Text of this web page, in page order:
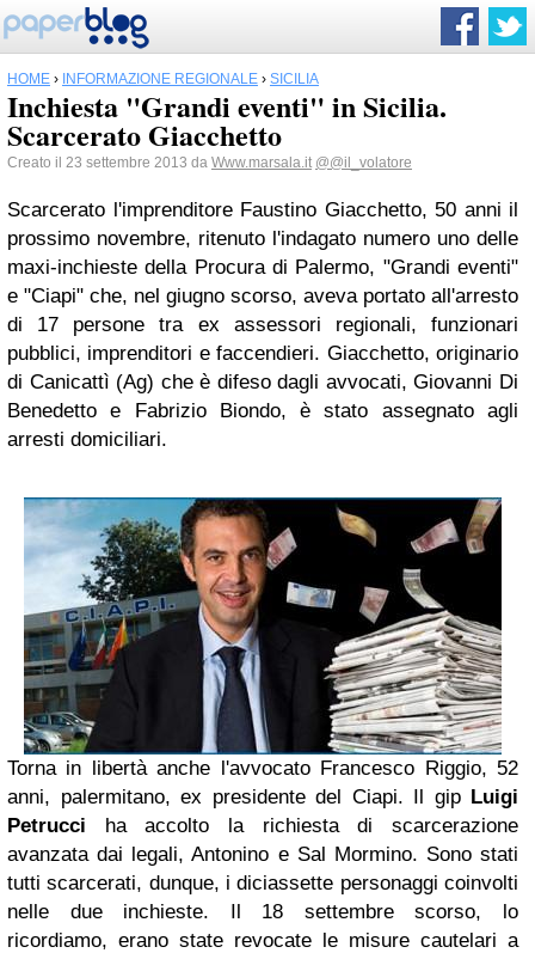
HOME › INFORMAZIONE REGIONALE › SICILIA
Inchiesta "Grandi eventi" in Sicilia.
Scarcerato Giacchetto
Creato il 23 settembre 2013 da Www.marsala.it @@il_volatore
Scarcerato l'imprenditore Faustino Giacchetto, 50 anni il
prossimo novembre, ritenuto l'indagato numero uno delle
maxi-inchieste della Procura di Palermo, "Grandi eventi"
e "Ciapi" che, nel giugno scorso, aveva portato all'arresto
di 17 persone tra ex assessori regionali, funzionari
pubblici, imprenditori e faccendieri. Giacchetto, originario
di Canicattì (Ag) che è difeso dagli avvocati, Giovanni Di
Benedetto e Fabrizio Biondo, è stato assegnato agli
arresti domiciliari.
Torna in libertà anche l'avvocato Francesco Riggio, 52
anni, palermitano, ex presidente del Ciapi. Il gip Luigi
Petrucci ha accolto la richiesta di scarcerazione
avanzata dai legali, Antonino e Sal Mormino. Sono stati
tutti scarcerati, dunque, i diciassette personaggi coinvolti
nelle due inchieste. Il 18 settembre scorso, lo
ricordiamo, erano state revocate le misure cautelari a